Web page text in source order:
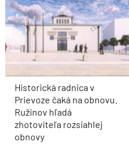
Historická radnica v
Prievoze čaká na obnovu.
Ružinov hľadá
zhotoviteľa rozsiahlej
obnovy